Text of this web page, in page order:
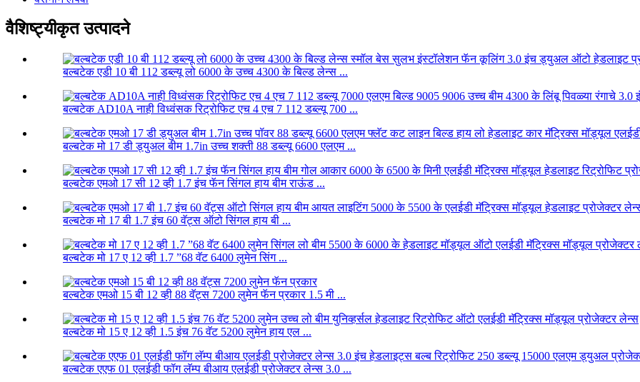
वैशिष्ट्यीकृत उत्पादने
बल्बटेक एडी 10 बी 112 डब्ल्यू लो 6000 के उच्च 4300 के बिल्ड लेन्स ...
बल्बटेक AD10A नाही विध्वंसक रिट्रोफिट एच 4 एच 7 112 डब्ल्यू 700 ...
बल्बटेक मो 17 डी ड्युअल बीम 1.7in उच्च शक्ती 88 डब्ल्यू 6600 एलएम ...
बल्बटेक एमओ 17 सी 12 व्ही 1.7 इंच फॅन सिंगल हाय बीम राऊंड ...
बल्बटेक मो 17 बी 1.7 इंच 60 वॅट्स ऑटो सिंगल हाय बी ...
बल्बटेक मो 17 ए 12 व्ही 1.7 ”68 वॅट 6400 लुमेन सिंग ...
बल्बटेक एमओ 15 बी 12 व्ही 88 वॅट्स 7200 लुमेन फॅन प्रकार 1.5 मी ...
बल्बटेक मो 15 ए 12 व्ही 1.5 इंच 76 वॅट 5200 लुमेन हाय एल ...
बल्बटेक एएफ 01 एलईडी फॉग लॅम्प बीआय एलईडी प्रोजेक्टर लेन्स 3.0 ...